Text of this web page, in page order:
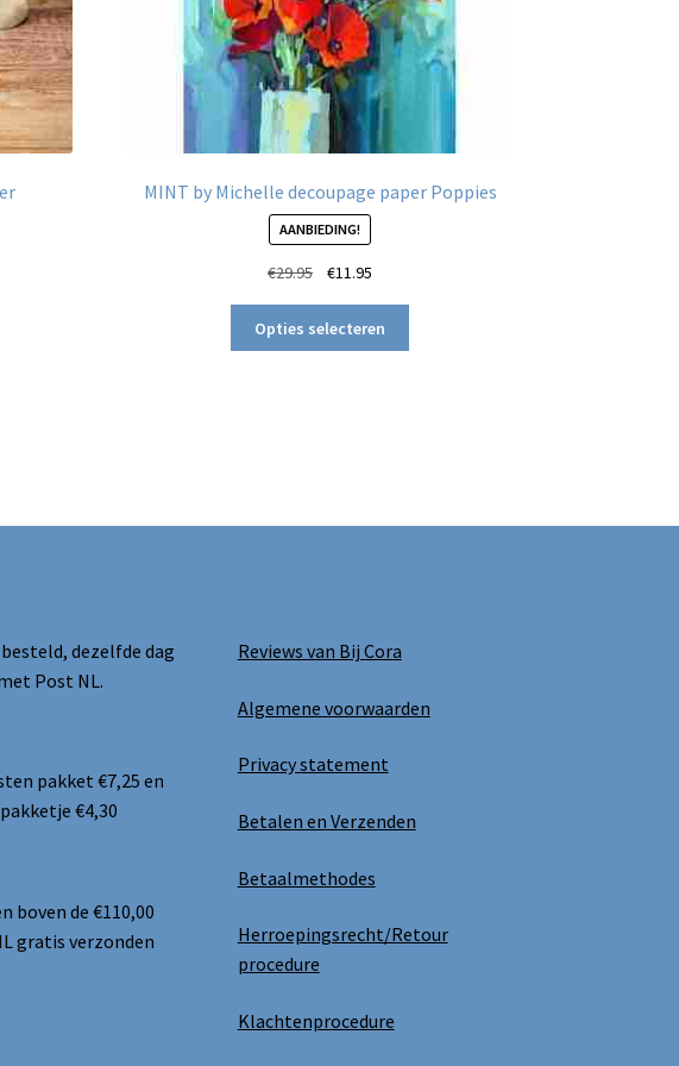
MINT by Michelle decoupage paper Poppies
AANBIEDING!
€29.95
Oorspronkelijke
was:
€29.95.
€11.95Huidige
is:
€11.95.
Opties selecteren
gekozen
dezelfde dag
Post NL.
pakket €7,25 en
€4,30
boven de €110,00
gratis verzonden
Reviews van Bij Cora
Algemene voorwaarden
Privacy statement
Betalen en Verzenden
Betaalmethodes
Herroepingsrecht/Retour
procedure
Klachtenprocedure